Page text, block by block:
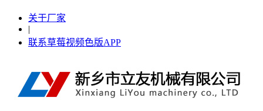
关于厂家
|
联系草莓视频色版APP